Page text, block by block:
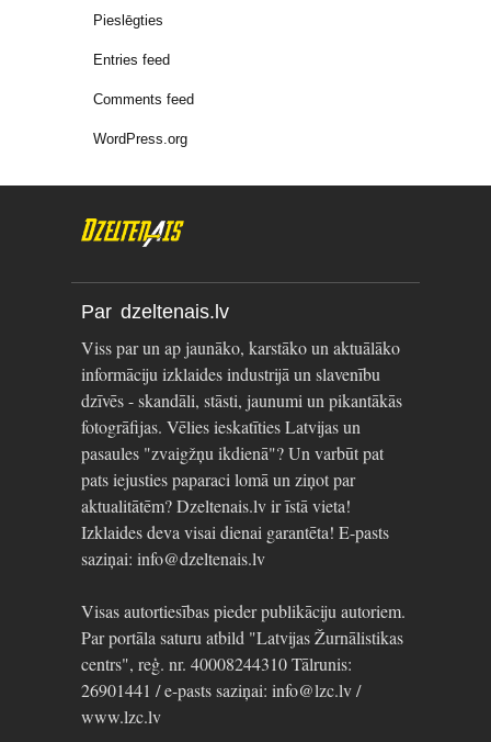
Pieslēgties
Entries feed
Comments feed
WordPress.org
Par dzeltenais.lv
Viss par un ap jaunāko, karstāko un aktuālāko
informāciju izklaides industrijā un slavenību
dzīvēs - skandāli, stāsti, jaunumi un pikantākās
fotogrāfijas. Vēlies ieskatīties Latvijas un
pasaules "zvaigžņu ikdienā"? Un varbūt pat
pats iejusties paparaci lomā un ziņot par
aktualitātēm? Dzeltenais.lv ir īstā vieta!
Izklaides deva visai dienai garantēta! E-pasts
saziņai: info@dzeltenais.lv
Visas autortiesības pieder publikāciju autoriem.
Par portāla saturu atbild "Latvijas Žurnālistikas
centrs", reģ. nr. 40008244310 Tālrunis:
26901441 / e-pasts saziņai: info@lzc.lv /
www.lzc.lv